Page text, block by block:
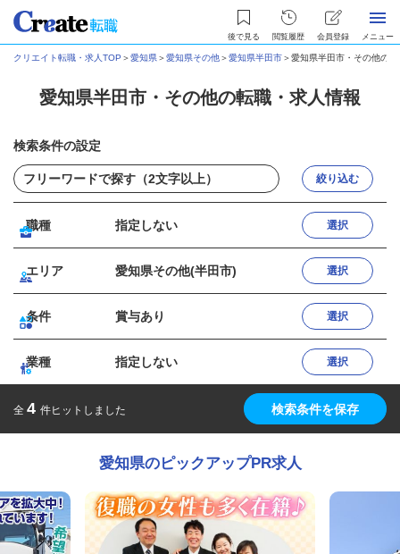
後で見る 閲覧履歴 会員登録 メニュー
クリエイト転職・求人TOP ＞愛知県＞愛知県その他＞愛知県半田市＞愛知県半田市・その他の
愛知県半田市・その他の転職・求人情報
検索条件の設定
絞り込む
職種 指定しない 選択
エリア 愛知県その他(半田市) 選択
条件 賞与あり 選択
業種 指定しない 選択
全 4 件ヒットしました 検索条件を保存
愛知県のピックアップPR求人